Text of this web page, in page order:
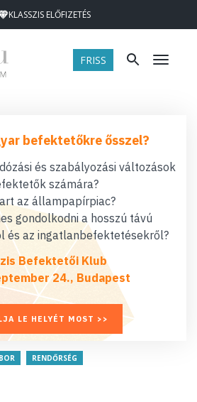
KLASSZIS ELŐFIZETÉS
FRISS Menü
befektetőkre ősszel?
és szabályozási változások
számára?
az állampapírpiac?
gondolkodni a hosszú távú
és az ingatlanbefektetésekről?
Befektetői Klub
24., Budapest
LE HELYÉT MOST >>
RENDŐRSÉG